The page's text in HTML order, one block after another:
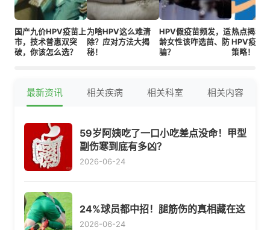
国产九价HPV疫苗上
市，技术普惠双突
破，你该怎么选？
为啥HPV这么难清
除？应对方法大揭
秘！
HPV假疫苗频发，适
龄女性该咋选苗、防
骗？
热点揭秘
HPV疫苗
策略！
最新资讯 相关疾病 相关科室 相关内容
59岁阿姨吃了一口小吃差点没命！甲型
副伤寒到底有多凶？
2026-06-24
24%球员都中招！腿筋伤的真相藏在这
2026-06-24